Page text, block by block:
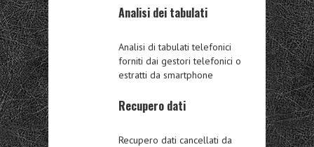
Analisi dei tabulati
Analisi di tabulati telefonici
forniti dai gestori telefonici o
estratti da smartphone
Recupero dati
Recupero dati cancellati da